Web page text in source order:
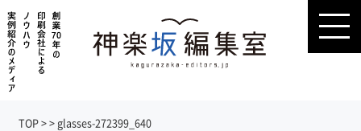
TOP>> glasses-272399_640